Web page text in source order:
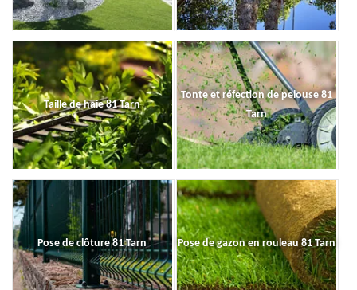
Taille de haie 81 Tarn
Tonte et réfection de pelouse 81
Tarn
Pose de clôture 81 Tarn Pose de gazon en rouleau 81 Tarn